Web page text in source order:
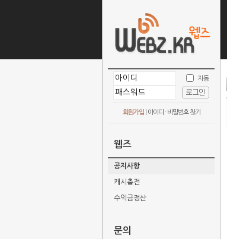
자동
회원가입| 아이디 · 비밀번호 찾기
웹즈
공지사항
캐시충전
수익금정산
문의